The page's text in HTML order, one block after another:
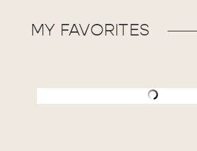
MY FAVORITES